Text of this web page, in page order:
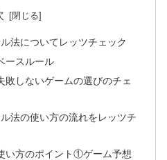
法についてレッツチェック
ースルール
敗しないゲームの選びのチェ
法の使い方の流れをレッツチ
い方のポイント①ゲーム予想